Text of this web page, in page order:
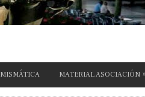
MATERIAL ASOCIACIÓN »